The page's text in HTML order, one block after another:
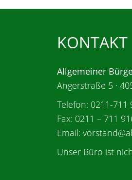
KONTAKT
Allgemeiner
Angerstraße 5 ·
Telefon: 0211-711
Fax: 0211 – 711
Email:
Unser Büro ist